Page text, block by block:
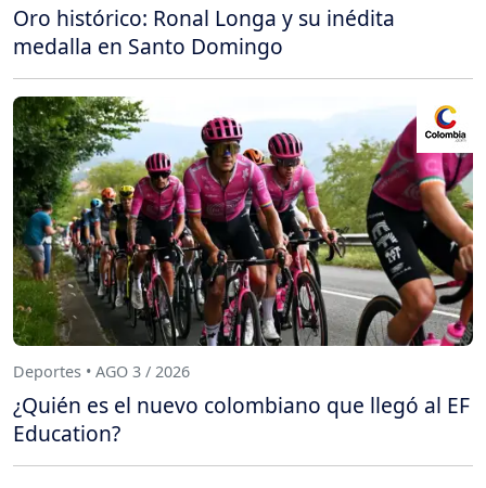
Oro histórico: Ronal Longa y su inédita
medalla en Santo Domingo
Deportes • AGO 3 / 2026
¿Quién es el nuevo colombiano que llegó al EF
Education?